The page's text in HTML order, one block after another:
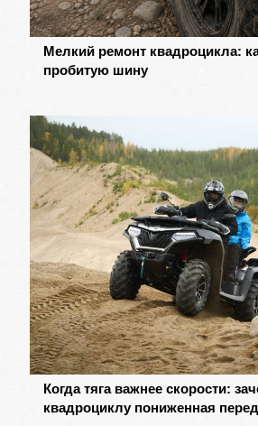
Мелкий ремонт квадроцикла:
пробитую шину
Когда тяга важнее скорости:
квадроциклу пониженная